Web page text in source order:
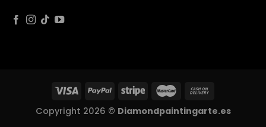
Copyright 2026 © Diamondpaintingarte.es